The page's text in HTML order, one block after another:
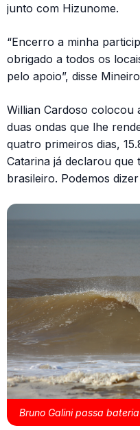
junto com Hizunome.
“Encerro a minha
obrigado a todos os
pelo apoio”, disse
Willian Cardoso colocou
duas ondas que lhe
quatro primeiros dias,
Catarina já declarou que
brasileiro. Podemos
Bruno Galini passa